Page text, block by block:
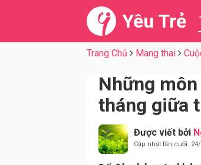
Yêu Trẻ
Trang Chủ Mang thai
Những
tháng giữa
Được viết bởi
Cập nhật lần cuối: